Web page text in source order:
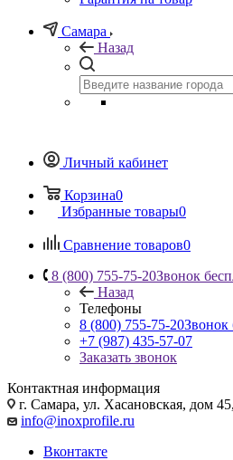
Самара
Назад
Личный кабинет
Корзина0
Избранные товары0
Сравнение товаров0
8 (800) 755-75-20Звонок
Назад
Телефоны
8 (800) 755-75-20
+7 (987) 435-57-07
Заказать звонок
Контактная информация
г. Самара, ул. Хасановская, дом
info@inoxprofile.ru
Вконтакте